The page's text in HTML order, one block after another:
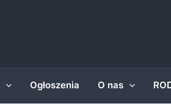
Ogłoszenia O nas